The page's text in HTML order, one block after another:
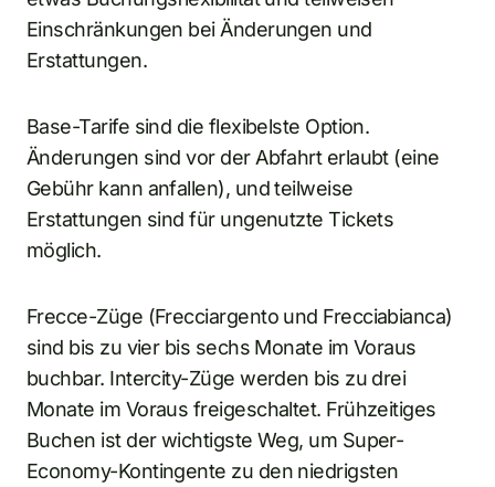
Einschränkungen bei Änderungen und
Erstattungen.
Base-Tarife sind die flexibelste Option.
Änderungen sind vor der Abfahrt erlaubt (eine
Gebühr kann anfallen), und teilweise
Erstattungen sind für ungenutzte Tickets
möglich.
Frecce-Züge (Frecciargento und Frecciabianca)
sind bis zu vier bis sechs Monate im Voraus
buchbar. Intercity-Züge werden bis zu drei
Monate im Voraus freigeschaltet. Frühzeitiges
Buchen ist der wichtigste Weg, um Super-
Economy-Kontingente zu den niedrigsten